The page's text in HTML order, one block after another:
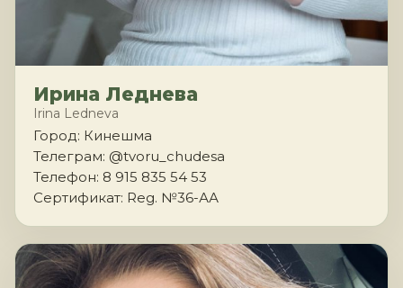
Ирина Леднева
Irina Ledneva
Город: Кинешма
Телеграм: @tvoru_chudesa
Телефон: 8 915 835 54 53
Сертификат: Reg. №36-АА